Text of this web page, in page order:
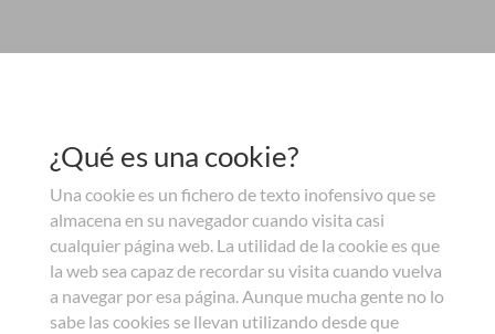
¿Qué es una cookie?
Una cookie es un fichero de texto inofensivo que se
almacena en su navegador cuando visita casi
cualquier página web. La utilidad de la cookie es que
la web sea capaz de recordar su visita cuando vuelva
a navegar por esa página. Aunque mucha gente no lo
sabe las cookies se llevan utilizando desde que